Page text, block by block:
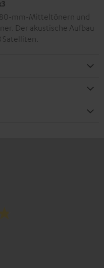
mm-Mitteltönern und
Der akustische Aufbau
Satelliten.